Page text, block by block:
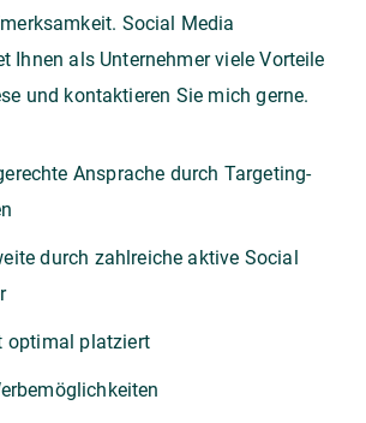
Social Media
Ihnen als Unternehmer viele Vorteile
und kontaktieren Sie mich gerne.
Ansprache durch Targeting-
durch zahlreiche aktive Social
optimal platziert